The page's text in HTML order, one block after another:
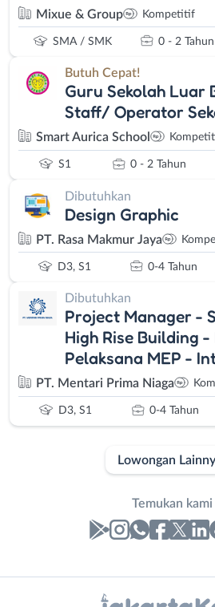
Mixue & Group Kompetitif
SMA / SMK 0 - 2 Tahun
Butuh Cepat!
Guru Sekolah Luar
Staff/ Operator
Smart Aurica School
S1 0 - 2 Tahun
Dibutuhkan
Design Graphic
PT. Rasa Makmur Jaya
D3, S1 0-4 Tahun
Dibutuhkan
Project Manager -
High Rise Building
Pelaksana MEP -
PT. Mentari Prima Niaga
D3, S1 0-4 Tahun
Lowongan
Temukan kami